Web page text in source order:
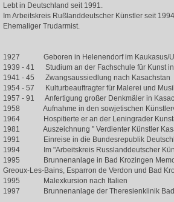
Lebt in Deutschland seit 1991.
Im Arbeitskreis Rußlanddeutscher Künstler seit
Ehemaliger Trudarmist.
1927 Geboren in Helenendorf im Kaukasus/
1939 - 41 Studium an der Fachschule für Kunst in
1941 - 45 Zwangsaussiedlung nach Kasachstan
1954 - 57 Kulturbeauftragter für Malerei und
1957 - 91 Anfertigung großer Denkmäler in
1958 Aufnahme in den sowjetischen
1964 Hospitierte er an der Leningrader
1981 Auszeichnung " Verdienter Künstler
1991 Einreise in die Bundesrepublik
1994 Im "Arbeitskreis Russlanddeutscher
1995 Brunnenanlage in Bad Krozingen
Greoux-Les-Bains, Esparron de Verdon und Bad
1995 Malexkursion nach Italien
1997 Brunnenanlage der Theresienklinik Bad